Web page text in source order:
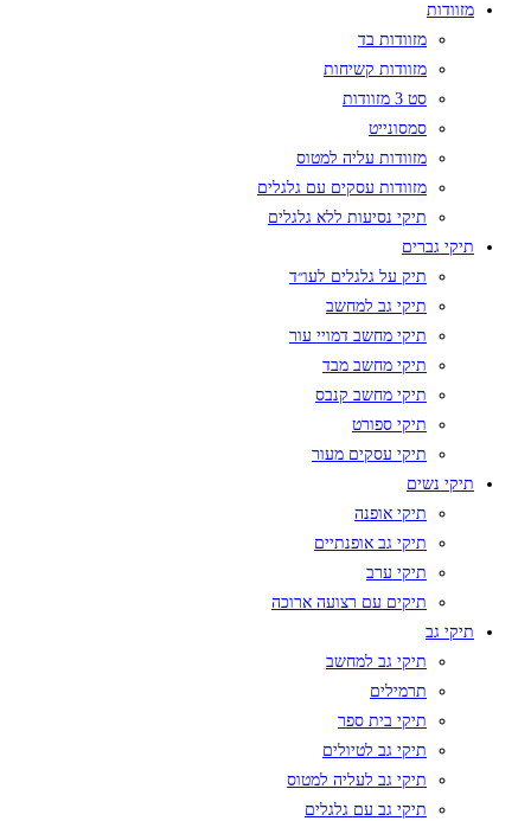
מזוודות
מזוודות בד
מזוודות קשיחות
סט 3 מזוודות
סמסונייט
מזוודות עליה למטוס
מזוודות עסקים עם גלגלים
תיקי נסיעות ללא גלגלים
תיקי גברים
תיק על גלגלים לעו״ד
תיקי גב למחשב
תיקי מחשב דמויי עור
תיקי מחשב מבד
תיקי מחשב קנבס
תיקי ספורט
תיקי עסקים מעור
תיקי נשים
תיקי אופנה
תיקי גב אופנתיים
תיקי ערב
תיקים עם רצועה ארוכה
תיקי גב
תיקי גב למחשב
תרמילים
תיקי בית ספר
תיקי גב לטיולים
תיקי גב לעליה למטוס
תיקי גב עם גלגלים